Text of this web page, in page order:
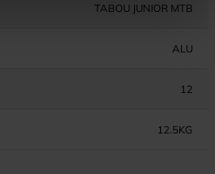
TABOU JUNIOR MTB
ALU
12
12.5KG